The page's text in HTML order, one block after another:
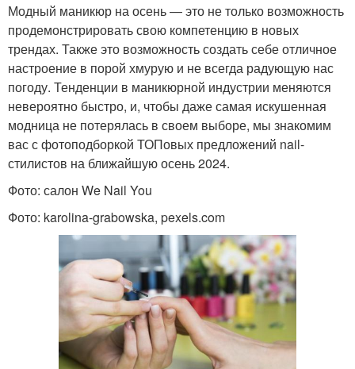
Модный маникюр на осень — это не только возможность
продемонстрировать свою компетенцию в новых
трендах. Также это возможность создать себе отличное
настроение в порой хмурую и не всегда радующую нас
погоду. Тенденции в маникюрной индустрии меняются
невероятно быстро, и, чтобы даже самая искушенная
модница не потерялась в своем выборе, мы знакомим
вас с фотоподборкой ТОПовых предложений nail-
стилистов на ближайшую осень 2024.
Фото: салон We Nail You
Фото: karolina-grabowska, pexels.com